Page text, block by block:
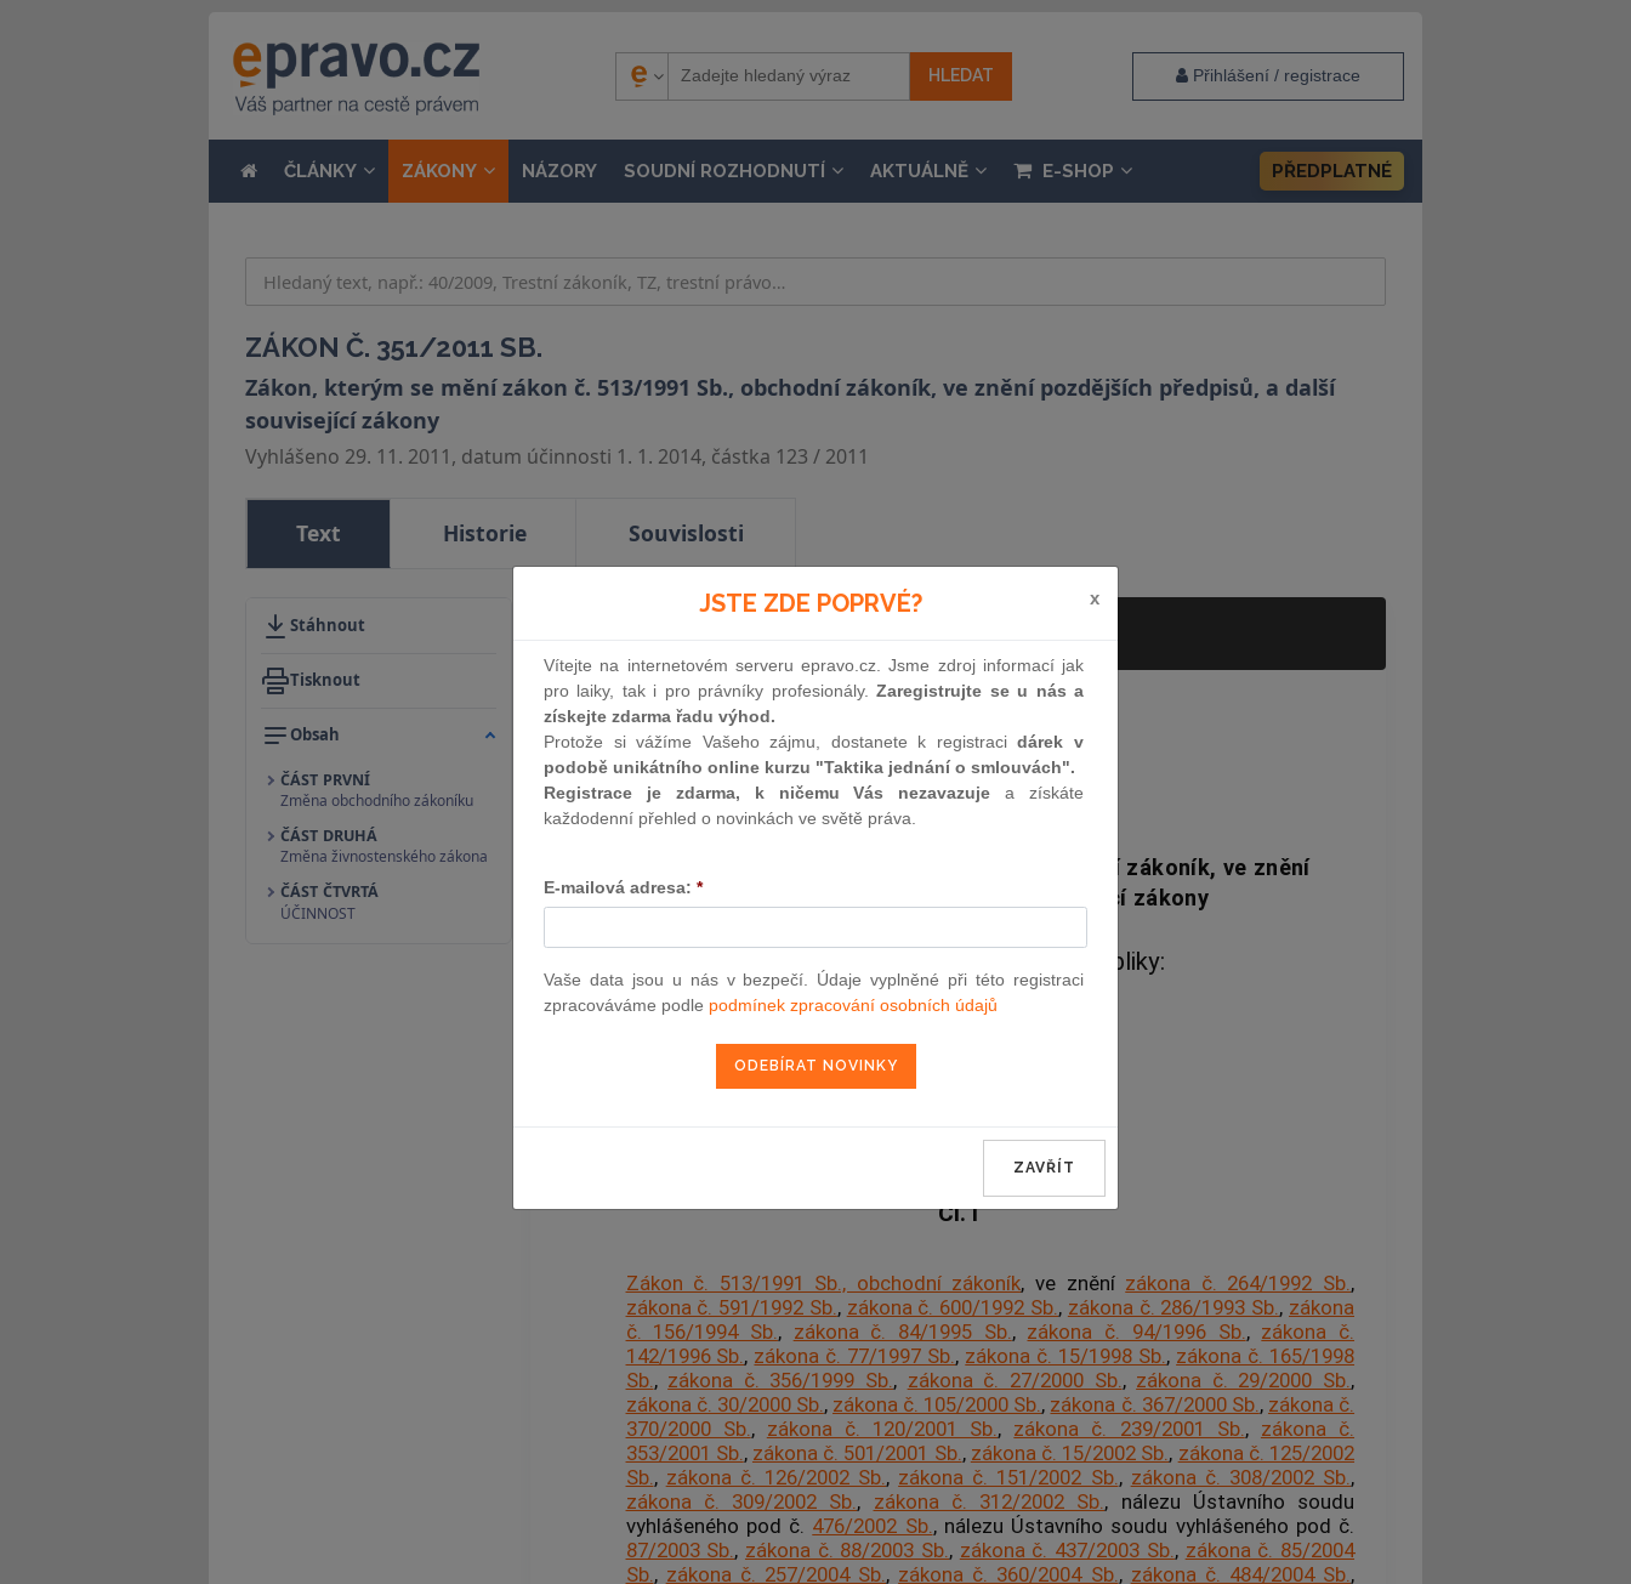
Přihlášení / registrace
ČLÁNKY ZÁKONY NÁZORY SOUDNÍ ROZHODNUTÍ AKTUÁLNĚ E-SHOP PŘEDPLATNÉ
ZÁKON Č. 351/2011 SB.
Zákon, kterým se mění zákon č. 513/1991 Sb., obchodní zákoník, ve znění pozdějších předpisů, a další
související zákony
Vyhlášeno 29. 11. 2011, datum účinnosti 1. 1. 2014, částka 123 / 2011
Text Historie Souvislosti
Stáhnout
Tisknout
Obsah
ČÁST PRVNÍ
Změna obchodního zákoníku
ČÁST DRUHÁ
Změna živnostenského zákona
ČÁST ČTVRTÁ
ÚČINNOST
ZÁKON
ze dne 27. října 2011,
kterým se mění zákon č. 513/1991 Sb., obchodní zákoník, ve znění
pozdějších předpisů, a další související zákony
Parlament se usnesl na tomto zákoně České republiky:
ČÁST PRVNÍ
Čl. I
Zákon č. 513/1991 Sb., obchodní zákoník, ve znění zákona č. 264/1992 Sb.,
zákona č. 591/1992 Sb., zákona č. 600/1992 Sb., zákona č. 286/1993 Sb., zákona
č. 156/1994 Sb., zákona č. 84/1995 Sb., zákona č. 94/1996 Sb., zákona č.
142/1996 Sb., zákona č. 77/1997 Sb., zákona č. 15/1998 Sb., zákona č. 165/1998
Sb., zákona č. 356/1999 Sb., zákona č. 27/2000 Sb., zákona č. 29/2000 Sb.,
zákona č. 30/2000 Sb., zákona č. 105/2000 Sb., zákona č. 367/2000 Sb., zákona č.
370/2000 Sb., zákona č. 120/2001 Sb., zákona č. 239/2001 Sb., zákona č.
353/2001 Sb., zákona č. 501/2001 Sb., zákona č. 15/2002 Sb., zákona č. 125/2002
Sb., zákona č. 126/2002 Sb., zákona č. 151/2002 Sb., zákona č. 308/2002 Sb.,
zákona č. 309/2002 Sb., zákona č. 312/2002 Sb., nálezu Ústavního soudu
vyhlášeného pod č. 476/2002 Sb., nálezu Ústavního soudu vyhlášeného pod č.
87/2003 Sb., zákona č. 88/2003 Sb., zákona č. 437/2003 Sb., zákona č. 85/2004
Sb., zákona č. 257/2004 Sb., zákona č. 360/2004 Sb., zákona č. 484/2004 Sb.,
JSTE ZDE POPRVÉ? x
Vítejte na internetovém serveru epravo.cz. Jsme zdroj informací jak
pro laiky, tak i pro právníky profesionály.Zaregistrujte se u nás a
získejte zdarma řadu výhod.
Protože si vážíme Vašeho zájmu, dostanete k registracidárek v
podobě unikátního online kurzu "Taktika jednání o smlouvách".
Registrace je zdarma, k ničemu Vás nezavazuje a získáte
každodenní přehled o novinkách ve světě práva.
E-mailová adresa: *
Vaše data jsou u nás v bezpečí. Údaje vyplněné při této registraci
zpracováváme podle podmínek zpracování osobních údajů
ZAVŘÍT